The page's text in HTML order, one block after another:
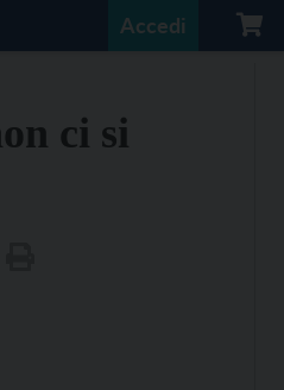
Accedi
ci si